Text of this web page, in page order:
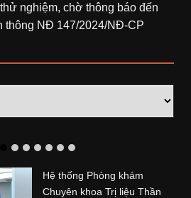
nghiệm, chờ thông báo đến
thông NĐ 147/2024/NĐ-CP
Hệ thống Phòng khám
Chuyên khoa Trị liệu Thần